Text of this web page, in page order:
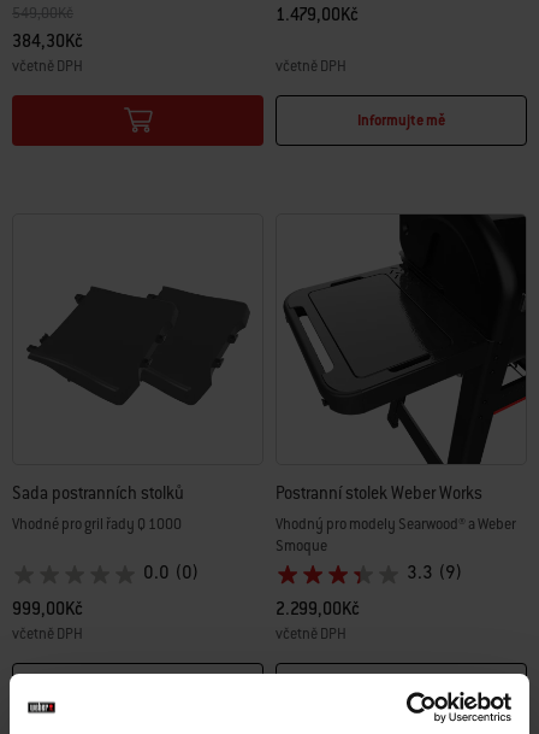
Snížení ceny z
549,00Kčdo
384,30Kč
včetně DPH
Color Options
1.479,00Kč
včetně DPH
Informujte mě
Sada postranních stolků
Vhodné pro gril řady Q 1000
0.0 (0)
999,00Kč
včetně DPH
Color Options
Postranní stolek Weber Works
Vhodný pro modely Searwood® a Weber
Smoque
3.3 (9)
2.299,00Kč
včetně DPH
Color Options
Informujte mě